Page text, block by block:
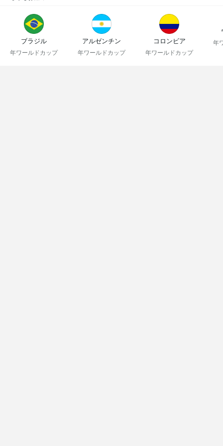
ブラジル
年ワールドカップ
アルゼンチン
年ワールドカップ
コロンビア
年ワールドカップ
年